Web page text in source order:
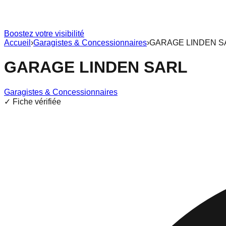
Boostez votre visibilité
Accueil ›Garagistes & Concessionnaires›GARAGE LINDEN
GARAGE LINDEN SARL
Garagistes & Concessionnaires
✓ Fiche vérifiée